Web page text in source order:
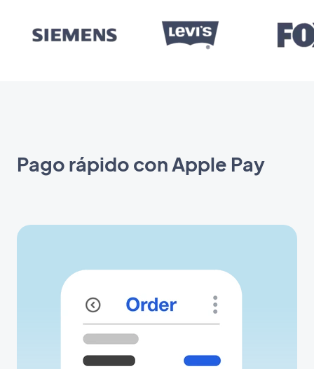
Pago rápido con Apple Pay